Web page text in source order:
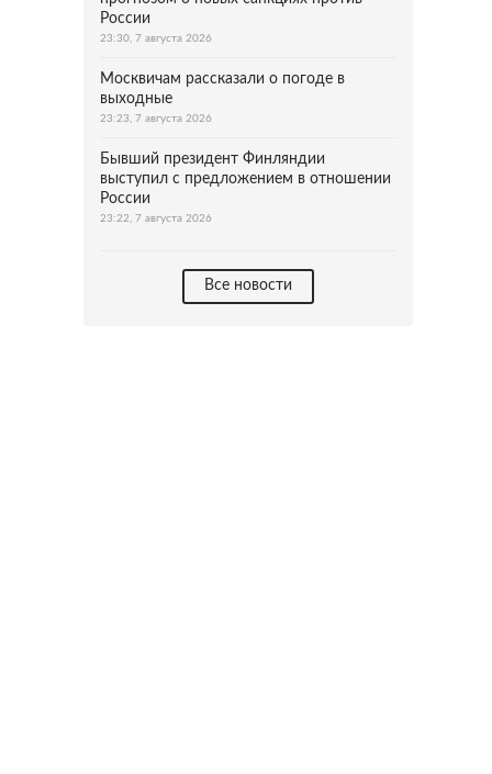
России
23:30, 7 августа 2026
Москвичам рассказали о погоде в
выходные
23:23, 7 августа 2026
Бывший президент Финляндии
выступил с предложением в отношении
России
23:22, 7 августа 2026
Все новости